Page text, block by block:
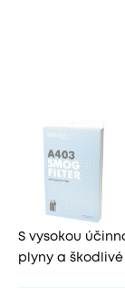
S vysokou
plyny a